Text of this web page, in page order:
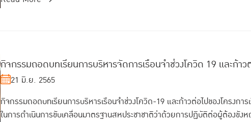
กิจกรรมถอดบทเรียนการบริหารจัดการเรือนจำช่วงโควิด 19 และก้า
21 มิ.ย. 2565
กิจกรรมถอดบทเรียนการบริหารเรือนจำช่วงโควิด-19 และก้าวต่อไปของโครง
ในการดำเนินการขับเคลื่อนมาตรฐานสหประชาชาติว่าด้วยการปฏิบัติต่อผู้ต้องขัง